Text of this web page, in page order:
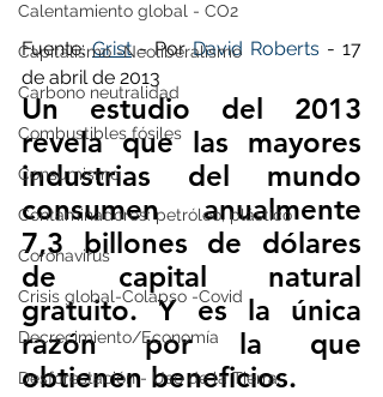
Calentamiento global - CO2
Capitalismo -Neoliberalismo
Carbono neutralidad
Combustibles fósiles
Consumismo
Contaminadores: petróleo, plástico
Coronavirus
Crisis global-Colapso -Covid
Decrecimiento/Economía
Desforestación - Uso de la Tierra
Fuente: Grist - Por David Roberts - 17
de abril de 2013
Un estudio del 2013
revela que las mayores
industrias del mundo
consumen anualmente
7,3 billones de dólares
de capital natural
gratuito. Y es la única
razón por la que
obtienen beneficios.